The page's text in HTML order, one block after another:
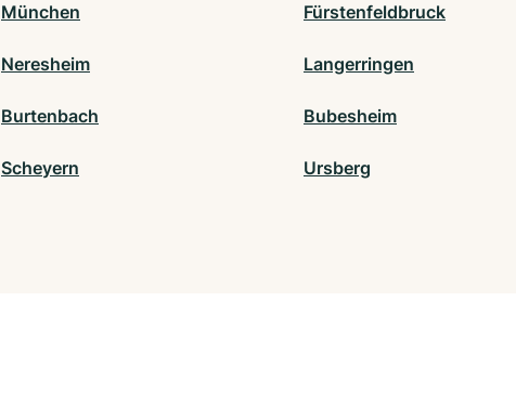
München Fürstenfeldbruck
Neresheim Langerringen
Burtenbach Bubesheim
Scheyern Ursberg